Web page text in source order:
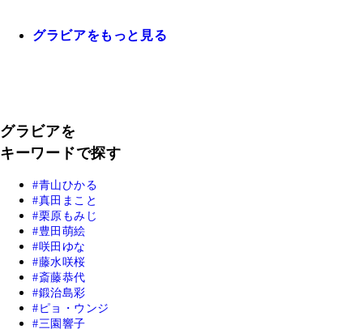
グラビアをもっと見る
グラビアを
キーワードで探す
青山ひかる
真田まこと
栗原もみじ
豊田萌絵
咲田ゆな
藤水咲桜
斎藤恭代
鍛治島彩
ピョ・ウンジ
三園響子